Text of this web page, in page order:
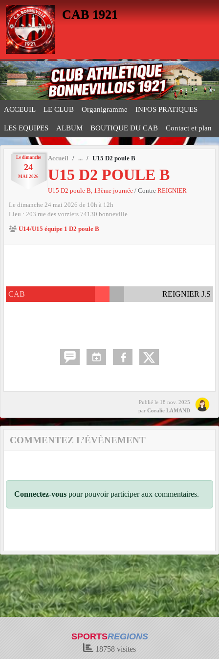
CAB 1921
ACCEUIL LE CLUB Organigramme INFOS PRATIQUES
LES EQUIPES ALBUM BOUTIQUE DU CAB Contact et plan
Le dimanche
24
MAI 2026
Accueil U15 D2 poule B
U15 D2 POULE B
U15 D2 poule B, 13ème journée / Contre REIGNIER
Le dimanche 24 mai 2026 de 10h à 12h
Lieu : 203 rue des vorziers 74130 bonneville
U14/U15 équipe 1 D2 poule B
CAB REIGNIER J.S
Publié le 18 nov. 2025
par Coralie LAMAND
COMMENTEZ L’ÉVÈNEMENT
Connectez-vous pour pouvoir participer aux commentaires.
SPORTSREGIONS
18758 visites
Panneau de gestion des cookies